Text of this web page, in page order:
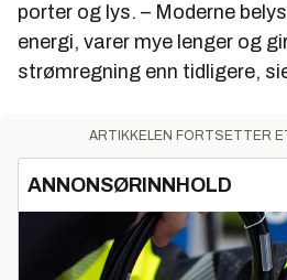
porter og lys. – Moderne
energi, varer mye lenger og
strømregning enn tidligere,
ARTIKKELEN FORTSETTER
ANNONSØRINNHOLD